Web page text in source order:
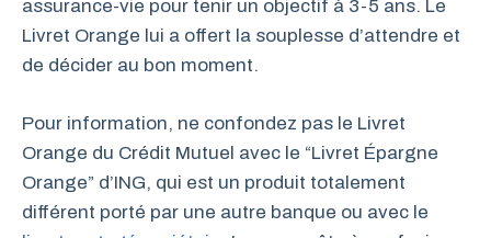
assurance-vie pour tenir un objectif à 3-5 ans. Le
Livret Orange lui a offert la souplesse d’attendre et
de décider au bon moment.
Pour information, ne confondez pas le Livret
Orange du Crédit Mutuel avec le “Livret Épargne
Orange” d’ING, qui est un produit totalement
différent porté par une autre banque ou avec le